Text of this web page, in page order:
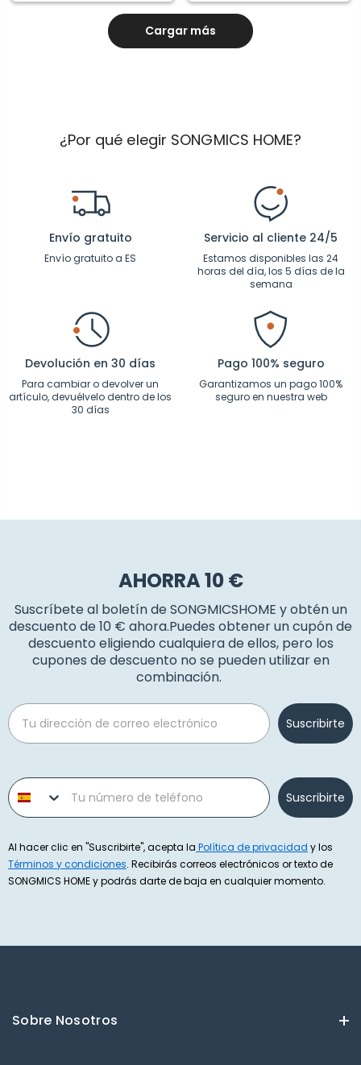
Cargar más
¿Por qué elegir SONGMICS HOME?
Envío gratuito
Envío gratuito a ES
Servicio al cliente 24/5
Estamos disponibles las 24
horas del día, los 5 días de la
semana
Devolución en 30 días
Para cambiar o devolver un
artículo, devuélvelo dentro de los
30 días
Pago 100% seguro
Garantizamos un pago 100%
seguro en nuestra web
AHORRA 10 €
Suscríbete al boletín de SONGMICSHOME y obtén un
descuento de 10 € ahora.Puedes obtener un cupón de
descuento eligiendo cualquiera de ellos, pero los
cupones de descuento no se pueden utilizar en
combinación.
Email
Suscribirte
Phone number
Suscribirte
Al hacer clic en "Suscribirte", acepta la Política de privacidad y los
Términos y condiciones. Recibirás correos electrónicos or texto de
SONGMICS HOME y podrás darte de baja en cualquier momento.
Sobre Nosotros